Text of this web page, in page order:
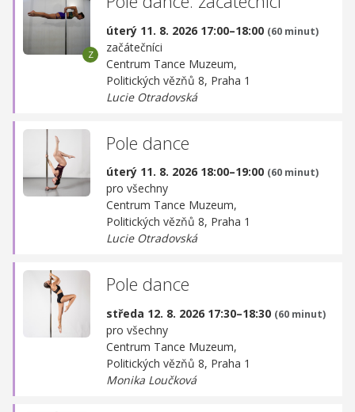
úterý 11. 8. 2026 17:00–18:00 (60 minut)
začátečníci
Centrum Tance Muzeum,
Politických vězňů 8, Praha 1
Lucie Otradovská
Pole dance
úterý 11. 8. 2026 18:00–19:00 (60 minut)
pro všechny
Centrum Tance Muzeum,
Politických vězňů 8, Praha 1
Lucie Otradovská
Pole dance
středa 12. 8. 2026 17:30–18:30 (60 minut)
pro všechny
Centrum Tance Muzeum,
Politických vězňů 8, Praha 1
Monika Loučková